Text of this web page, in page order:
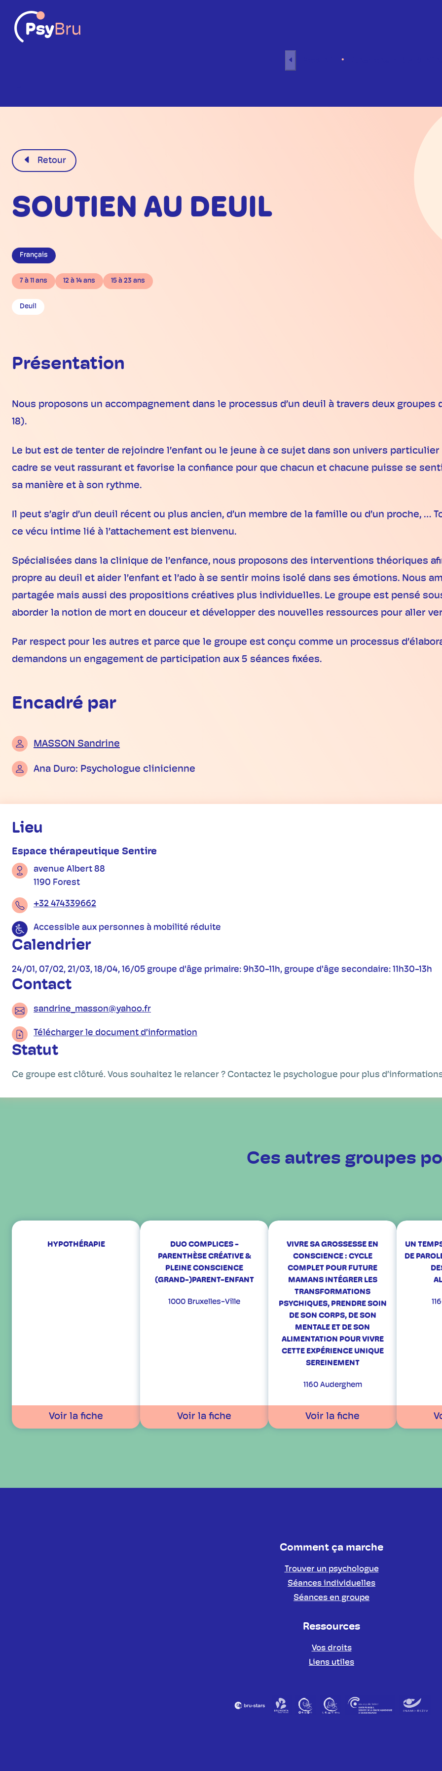
Retour
SOUTIEN AU DEUIL
Français
7 à 11 ans 12 à 14 ans 15 à 23 ans
Deuil
Présentation
Nous proposons un accompagnement dans le processus d’un deuil à travers deux groupes
18).
Le but est de tenter de rejoindre l’enfant ou le jeune à ce sujet dans son univers particulier
cadre se veut rassurant et favorise la confiance pour que chacun et chacune puisse se
sa manière et à son rythme.
Il peut s’agir d’un deuil récent ou plus ancien, d’un membre de la famille ou d’un proche, …
ce vécu intime lié à l’attachement est bienvenu.
Spécialisées dans la clinique de l’enfance, nous proposons des interventions théoriques
propre au deuil et aider l’enfant et l’ado à se sentir moins isolé dans ses émotions. Nous
partagée mais aussi des propositions créatives plus individuelles. Le groupe est pensé
aborder la notion de mort en douceur et développer des nouvelles ressources pour aller
Par respect pour les autres et parce que le groupe est conçu comme un processus
demandons un engagement de participation aux 5 séances fixées.
Encadré par
MASSON Sandrine
Ana Duro: Psychologue clinicienne
Informations pratiques
Lieu
Espace thérapeutique Sentire
avenue Albert 88
1190 Forest
+32 474339662
Accessible aux personnes à mobilité réduite
Calendrier
24/01, 07/02, 21/03, 18/04, 16/05 groupe d'âge primaire: 9h30-11h, groupe d'âge secondaire: 11h30-13h
Contact
sandrine_masson@yahoo.fr
Télécharger le document d’information
Statut
Ce groupe est clôturé. Vous souhaitez le relancer ? Contactez le psychologue pour plus
Ces autres groupes
HYPOTHÉRAPIE
Voir la fiche
DUO COMPLICES -
PARENTHÈSE CRÉATIVE &
PLEINE CONSCIENCE
(GRAND-)PARENT-ENFANT
1000 Bruxelles-Ville
Voir la fiche
VIVRE SA GROSSESSE EN
CONSCIENCE : CYCLE
COMPLET POUR FUTURE
MAMANS INTÉGRER LES
TRANSFORMATIONS
PSYCHIQUES, PRENDRE SOIN
DE SON CORPS, DE SON
MENTALE ET DE SON
ALIMENTATION POUR VIVRE
CETTE EXPÉRIENCE UNIQUE
SEREINEMENT
1160 Auderghem
Voir la fiche
UN
DE
Comment ça marche
Trouver un psychologue
Séances individuelles
Séances en groupe
Ressources
Vos droits
Liens utiles